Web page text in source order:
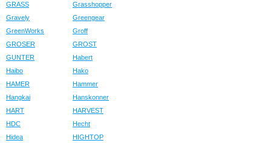
GRASS
Grasshopper
Gravely
Greengear
GreenWorks
Groff
GROSER
GROST
GUNTER
Habert
Haibo
Hako
HAMER
Hammer
Hangkai
Hanskonner
HART
HARVEST
HDC
Hecht
Hidea
HIGHTOP